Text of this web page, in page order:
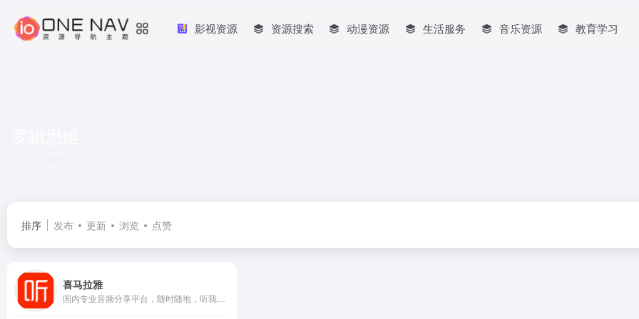
影视资源 资源搜索 动漫资源 生活服务 音乐资源 教育学习
排序 发布 更新 浏览 点赞
喜马拉雅